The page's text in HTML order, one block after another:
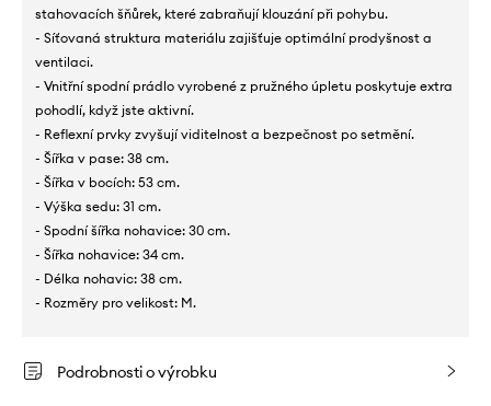
stahovacích šňůrek, které zabraňují klouzání při pohybu.
- Síťovaná struktura materiálu zajišťuje optimální prodyšnost a
ventilaci.
- Vnitřní spodní prádlo vyrobené z pružného úpletu poskytuje extra
pohodlí, když jste aktivní.
- Reflexní prvky zvyšují viditelnost a bezpečnost po setmění.
- Šířka v pase: 38 cm.
- Šířka v bocích: 53 cm.
- Výška sedu: 31 cm.
- Spodní šířka nohavice: 30 cm.
- Šířka nohavice: 34 cm.
- Délka nohavic: 38 cm.
- Rozměry pro velikost: M.
Podrobnosti o výrobku